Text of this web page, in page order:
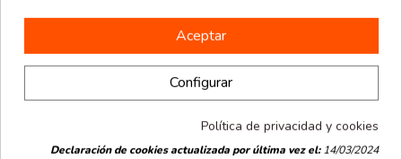
con elástico.
0.17 €
Personalizables
Visera cartón
con elástico.
desde
0.17 €
Aceptar
Configurar
Política de privacidad y cookies
Declaración de cookies actualizada por última vez el:14/03/2024